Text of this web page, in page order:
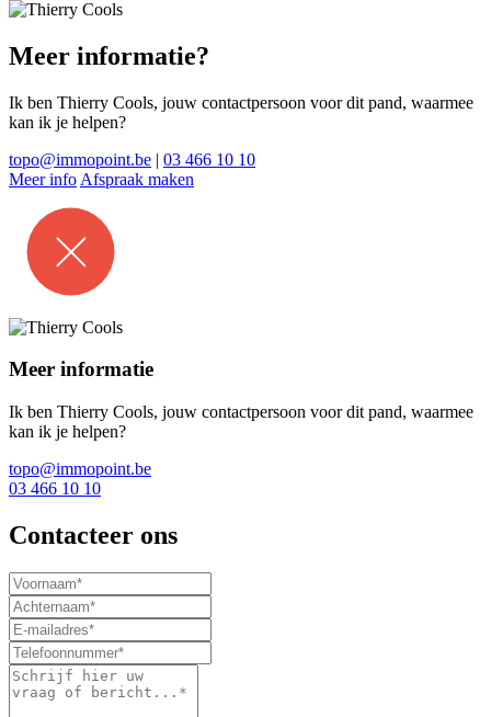
Meer informatie?
Ik ben Thierry Cools, jouw contactpersoon voor dit pand, waarmee
kan ik je helpen?
topo@immopoint.be | 03 466 10 10
Meer info Afspraak maken
Meer informatie
Ik ben Thierry Cools, jouw contactpersoon voor dit pand, waarmee
kan ik je helpen?
topo@immopoint.be
03 466 10 10
Contacteer ons